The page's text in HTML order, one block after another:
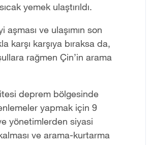
yemek ulaştırıldı.
ve ulaşımın son
karşı karşıya bıraksa da,
rağmen Çin’in arama
deprem bölgesinde
yapmak için 9
yönetimlerden siyasi
ve arama-kurtarma